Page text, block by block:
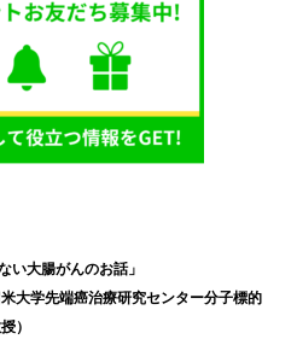
い大腸がんのお話」
大学先端癌治療研究センター分子標的
）